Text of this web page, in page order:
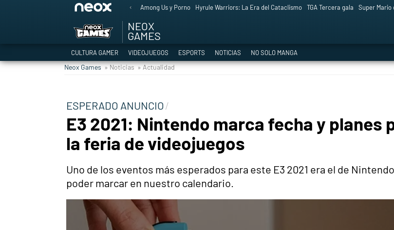
Among Us y Porno Hyrule Warriors: La Era del Cataclismo TGA Tercera gala Super
NEOX
GAMES
CULTURA GAMER VIDEOJUEGOS ESPORTS NOTICIAS NO SOLO MANGA
Neox Games » Noticias » Actualidad
ESPERADO ANUNCIO
E3 2021: Nintendo marca fecha y planes
la feria de videojuegos
Uno de los eventos más esperados para este E3 2021 era el de
poder marcar en nuestro calendario.